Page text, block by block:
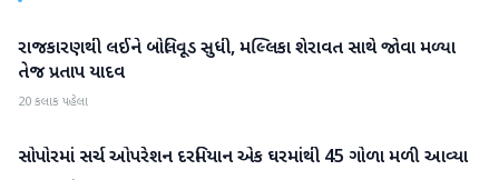
રાષ્ટ્રીય
રાજકારણથી લઈને બોલિવૂડ સુધી, મલ્લિકા શેરાવત સાથે જોવા મળ્યા
તેજ પ્રતાપ યાદવ
20 કલાક પહેલા
રાષ્ટ્રીય
સોપોરમાં સર્ચ ઓપરેશન દરમિયાન એક ઘરમાંથી 45 ગોળા મળી આવ્યા